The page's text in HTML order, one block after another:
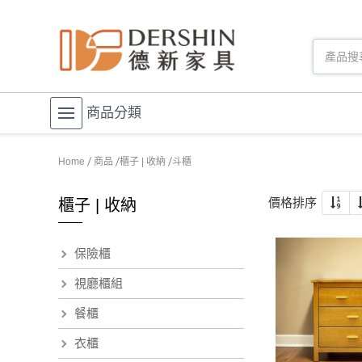
商品分類
Home 商品 櫃子 | 收納 斗櫃
櫃子 | 收納
保險櫃
視廳櫃組
餐櫃
衣櫃
價格排序